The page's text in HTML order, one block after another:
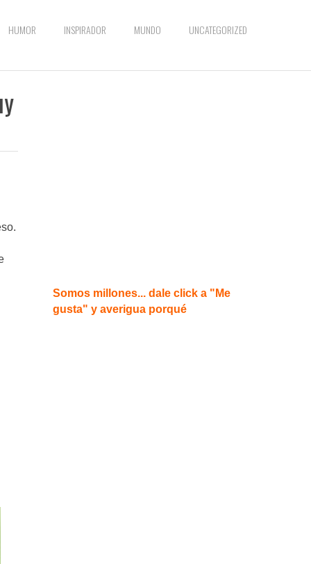
HUMOR INSPIRADOR MUNDO UNCATEGORIZED
Somos millones... dale click a "Me
gusta" y averigua porqué